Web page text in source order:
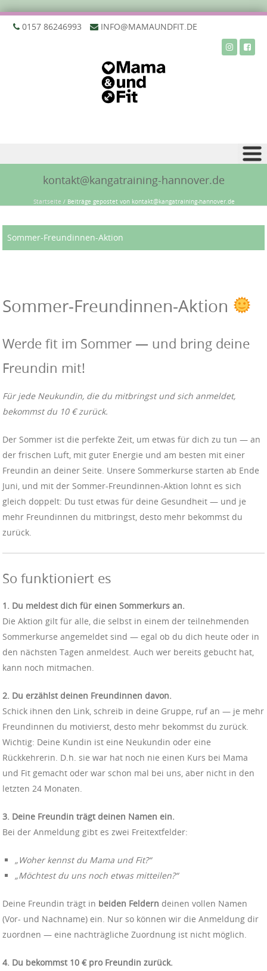
‭0157 86246993‬ INFO@MAMAUNDFIT.DE
kontakt@kangatraining-hannover.de
Startseite / Beiträge gepostet von kontakt@kangatraining-hannover.de
Sommer-Freundinnen-Aktion
Sommer-Freundinnen-Aktion
Werde fit im Sommer — und bring deine
Freundin mit!
Für jede Neukundin, die du mitbringst und sich anmeldet,
bekommst du 10 € zurück.
Der Sommer ist die perfekte Zeit, um etwas für dich zu tun — an
der frischen Luft, mit guter Energie und am besten mit einer
Freundin an deiner Seite. Unsere Sommerkurse starten ab Ende
Juni, und mit der Sommer-Freundinnen-Aktion lohnt es sich
gleich doppelt: Du tust etwas für deine Gesundheit — und je
mehr Freundinnen du mitbringst, desto mehr bekommst du
zurück.
So funktioniert es
1. Du meldest dich für einen Sommerkurs an.
Die Aktion gilt für alle, die selbst in einem der teilnehmenden
Sommerkurse angemeldet sind — egal ob du dich heute oder in
den nächsten Tagen anmeldest. Auch wer bereits gebucht hat,
kann noch mitmachen.
2. Du erzählst deinen Freundinnen davon.
Schick ihnen den Link, schreib in deine Gruppe, ruf an — je mehr
Freundinnen du motivierst, desto mehr bekommst du zurück.
Wichtig: Deine Kundin ist eine Neukundin oder eine
Rückkehrerin. D.h. sie war hat noch nie einen Kurs bei Mama
und Fit gemacht oder war schon mal bei uns, aber nicht in den
letzten 24 Monaten.
3. Deine Freundin trägt deinen Namen ein.
Bei der Anmeldung gibt es zwei Freitextfelder:
„Woher kennst du Mama und Fit?“
„Möchtest du uns noch etwas mitteilen?“
Deine Freundin trägt in beiden Feldern deinen vollen Namen
(Vor- und Nachname) ein. Nur so können wir die Anmeldung dir
zuordnen — eine nachträgliche Zuordnung ist nicht möglich.
4. Du bekommst 10 € pro Freundin zurück.